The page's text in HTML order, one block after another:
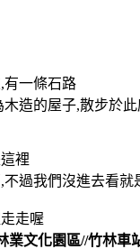
有一條石路
造的屋子,散步於
裡
過我們沒進去看就
走喔
業文化園區//竹林車